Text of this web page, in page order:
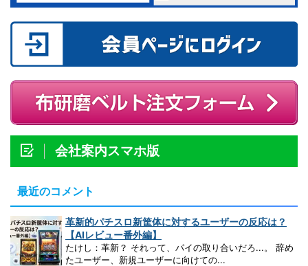
会社案内スマホ版
最近のコメント
革新的パチスロ新筐体に対するユーザーの反応は？
【AIレビュー番外編】
たけし：革新？ それって、パイの取り合いだろ...。 辞め
たユーザー、新規ユーザーに向けての...